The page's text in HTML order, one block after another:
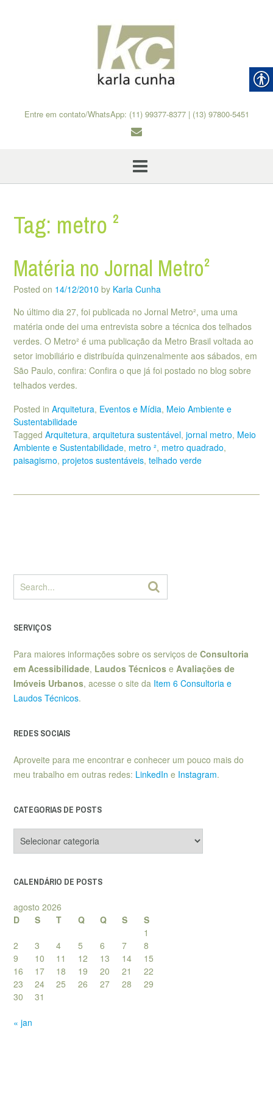
Entre em contato/WhatsApp: (11) 99377-8377 | (13) 97800-5451
Tag: metro ²
Matéria no Jornal Metro²
Posted on 14/12/2010 by Karla Cunha
No último dia 27, foi publicada no Jornal Metro², uma uma
matéria onde dei uma entrevista sobre a técnica dos telhados
verdes. O Metro² é uma publicação da Metro Brasil voltada ao
setor imobiliário e distribuída quinzenalmente aos sábados, em
São Paulo, confira: Confira o que já foi postado no blog sobre
telhados verdes.
Posted in Arquitetura, Eventos e Mídia, Meio Ambiente e
Sustentabilidade
Tagged Arquitetura, arquitetura sustentável, jornal metro, Meio
Ambiente e Sustentabilidade, metro ², metro quadrado,
paisagismo, projetos sustentáveis, telhado verde
SERVIÇOS
Para maiores informações sobre os serviços de Consultoria
em Acessibilidade, Laudos Técnicos e Avaliações de
Imóveis Urbanos, acesse o site da Item 6 Consultoria e
Laudos Técnicos.
REDES SOCIAIS
Aproveite para me encontrar e conhecer um pouco mais do
meu trabalho em outras redes: LinkedIn e Instagram.
CATEGORIAS DE POSTS
de
CALENDÁRIO DE POSTS
agosto 2026
D
S T Q Q S
S
1
2
3 4 5 6 7
8
9
10 11 12 13 14
15
16
17 18 19 20 21
22
23
24 25 26 27 28
29
30
31
« jan